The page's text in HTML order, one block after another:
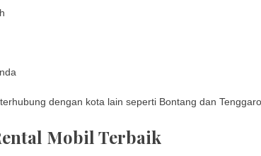
dengan kota lain seperti Bontang dan
Mobil Terbaik